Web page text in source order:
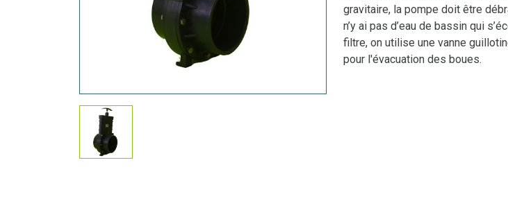
gravitaire, la pompe doit être
n’y ai pas d’eau de bassin qui
filtre, on utilise une vanne
pour l'évacuation des boues.